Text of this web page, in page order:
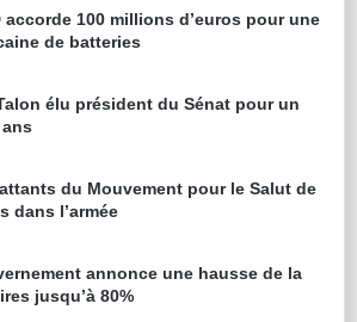
100 millions d’euros pour une
de batteries
élu président du Sénat pour un
du Mouvement pour le Salut de
dans l’armée
annonce une hausse de la
jusqu’à 80%